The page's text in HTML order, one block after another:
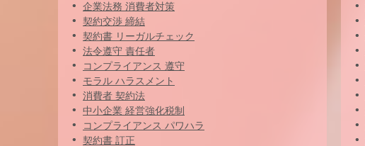
企業法務 消費者対策
契約交渉 締結
契約書 リーガルチェック
法令遵守 責任者
コンプライアンス 遵守
モラル ハラスメント
消費者 契約法
中小企業 経営強化税制
コンプライアンス パワハラ
契約書 訂正